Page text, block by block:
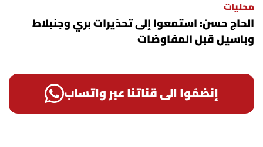
محليات
الحاج حسن: استمعوا إلى تحذيرات بري وجنبلاط
وباسيل قبل المفاوضات
إنضمّوا الى قناتنا عبر واتساب